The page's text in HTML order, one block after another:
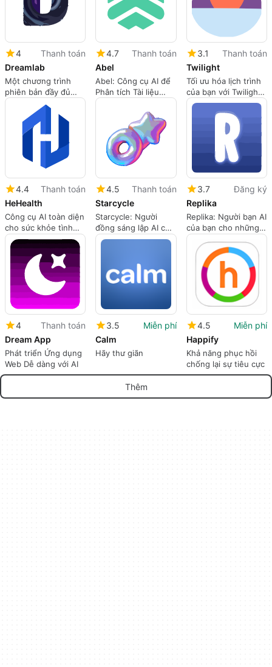
4
Thanh toán
Dreamlab
Một chương trình
phiên bản đầy đủ
cho ứng dụng Web,
bởi dreamlab.
4.7
Thanh toán
Abel
Abel: Công cụ AI để
Phân tích Tài liệu
Pháp lý
3.1
Thanh toán
Twilight
Tối ưu hóa lịch trình
của bạn với Twilight
AI
4.4
Thanh toán
HeHealth
Công cụ AI toàn diện
cho sức khỏe tình
dục của nam giới
4.5
Thanh toán
Starcycle
Starcycle: Người
đồng sáng lập AI của
bạn cho sự phát
3.7
Đăng ký
Replika
Replika: Người bạn AI
của bạn cho những
cuộc trò chuyện có ý
nghĩa
4
Thanh toán
Dream App
Phát triển Ứng dụng
Web Dễ dàng với AI
3.5
Miễn phí
Calm
Hãy thư giãn
4.5
Miễn phí
Happify
Khả năng phục hồi
chống lại sự tiêu cực
Thêm